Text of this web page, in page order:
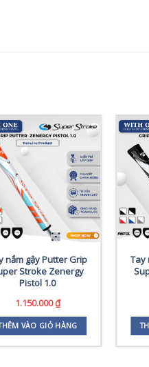
nắm gậy Putter Grip
Stroke Zenergy
Pistol 1.0
1.150.000₫
VÀO GIỎ HÀNG
Tay